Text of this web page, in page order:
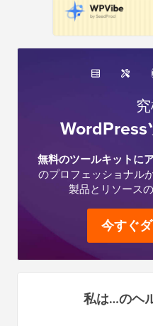
無料のツールキットに
のプロフェッショナル
製品とリソース
今すぐ
私は…のヘ